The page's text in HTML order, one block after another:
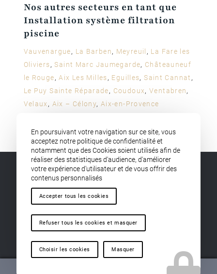
Nos autres secteurs en tant que
Installation système filtration
piscine
Vauvenargue, La Barben, Meyreuil , La Fare les
Oliviers,Saint Marc Jaumegarde, Châteauneuf
le Rouge,Aix Les Milles, Eguilles,Saint Cannat ,
Le Puy Sainte Réparade, Coudoux,Ventabren,
Velaux , Aix – Célony, Aix-en-Provence
Vous recherchez une entreprise pour un Installation
système filtration piscine vers Le Tholonet ?
Faites installer votre système par nos experts !
Découvrez notre service d’installation de local
En poursuivant votre navigation sur ce site, vous
acceptez notre politique de confidentialité et
notamment que des Cookies soient utilisés afin de
réaliser des statistiques d'audience, d'améliorer
votre expérience d'utilisateur et de vous offrir des
contenus personnalisés
Accepter tous les cookies
Refuser tous les cookies et masquer
Choisir les cookies Masquer